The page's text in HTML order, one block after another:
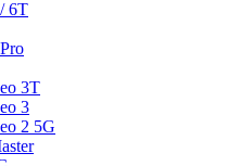
6T
3T
3
2 5G